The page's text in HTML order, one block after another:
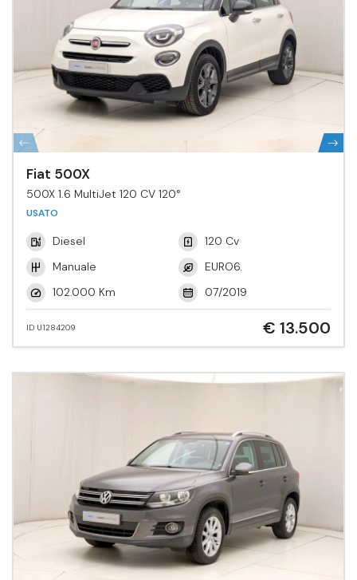
Fiat 500X
500X 1.6 MultiJet 120 CV 120°
USATO
Diesel
120 Cv
Manuale
EURO6.
102.000 Km
07/2019
ID U1284209 € 13.500